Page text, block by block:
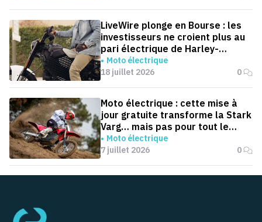
LiveWire plonge en Bourse : les
investisseurs ne croient plus au
pari électrique de Harley-
Davidson
Moto électrique
18 juillet 2026
0
Moto électrique : cette mise à
jour gratuite transforme la Stark
Varg… mais pas pour tout le
monde
Moto électrique
7 juillet 2026
0